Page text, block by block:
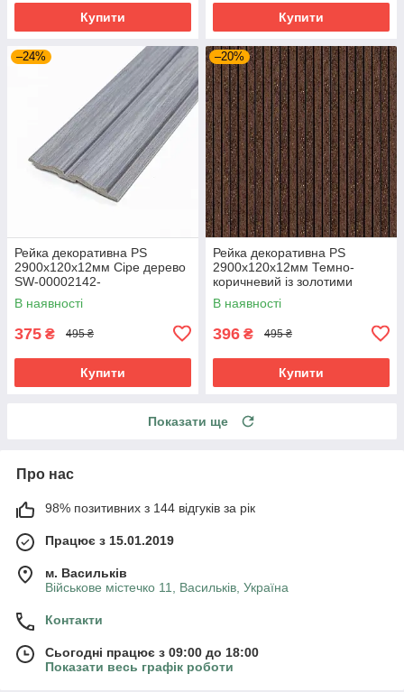
Купити Купити
–24%
Рейка декоративна PS
2900х120х12мм Сіре дерево
SW-00002142-
В наявності
375 ₴ 495 ₴
Купити
–20%
Рейка декоративна PS
2900х120х12мм Темно-
коричневий із золотими
вкрапленнями SW-00001737
В наявності
396 ₴ 495 ₴
Купити
Показати ще
Про нас
98% позитивних з 144 відгуків за рік
Працює з 15.01.2019
м. Васильків
Військове містечко 11, Васильків, Україна
Контакти
Сьогодні працює з 09:00 до 18:00
Показати весь графік роботи